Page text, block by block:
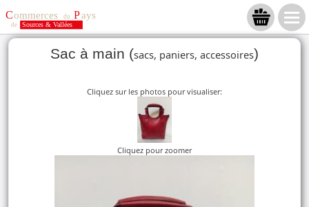
Sac à main (sacs, paniers, accessoires)
Cliquez sur les photos pour visualiser:
Cliquez pour zoomer